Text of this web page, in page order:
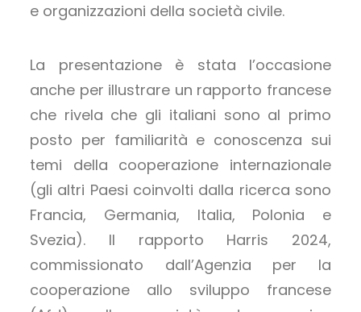
e organizzazioni della società civile.
La presentazione è stata l’occasione
anche per illustrare un rapporto francese
che rivela che gli italiani sono al primo
posto per familiarità e conoscenza sui
temi della cooperazione internazionale
(gli altri Paesi coinvolti dalla ricerca sono
Francia, Germania, Italia, Polonia e
Svezia). Il rapporto Harris 2024,
commissionato dall’Agenzia per la
cooperazione allo sviluppo francese